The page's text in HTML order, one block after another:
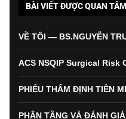
BÀI VIẾT ĐƯỢC QUAN
VỀ TÔI — BS.NGUYỄN
ACS NSQIP Surgical Risk
PHIẾU THẨM ĐỊNH TIỀN
PHÂN TẦNG VÀ ĐÁNH